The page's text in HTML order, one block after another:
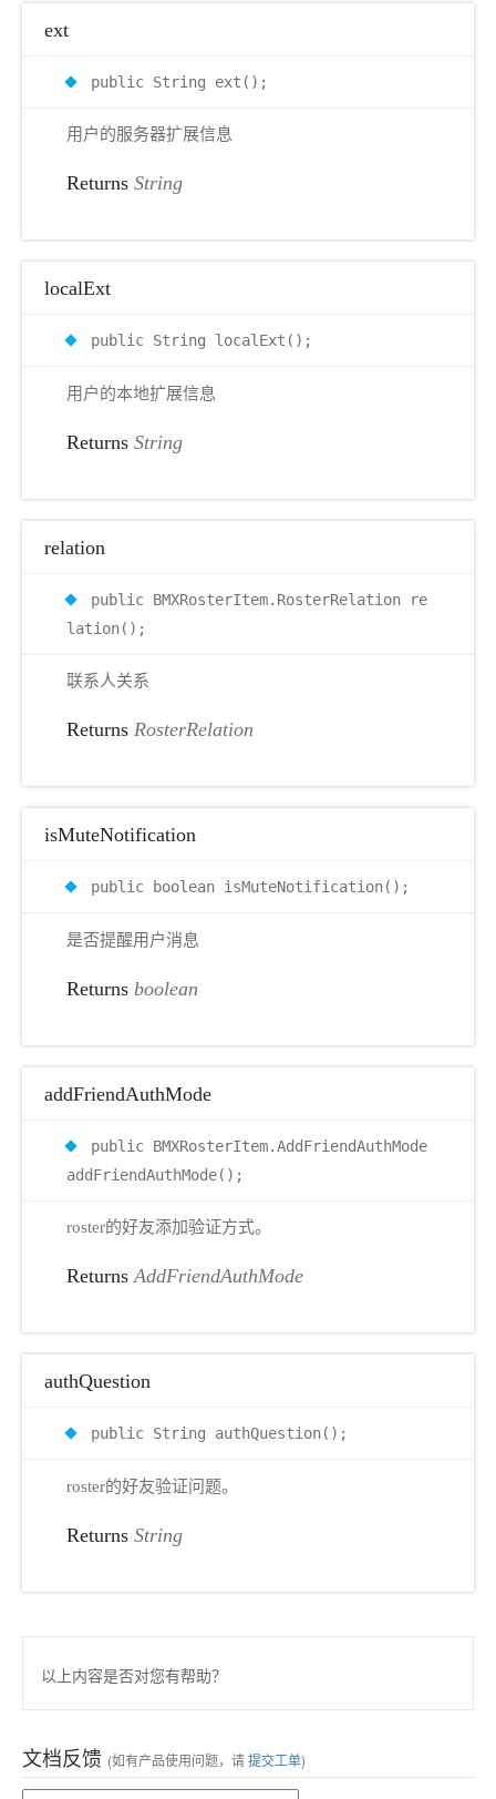
ext
public String ext();
用户的服务器扩展信息
Returns String
localExt
public String localExt();
用户的本地扩展信息
Returns String
relation
public BMXRosterItem.RosterRelation re
lation();
联系人关系
Returns RosterRelation
isMuteNotification
public boolean isMuteNotification();
是否提醒用户消息
Returns boolean
addFriendAuthMode
public BMXRosterItem.AddFriendAuthMode
addFriendAuthMode();
roster的好友添加验证方式。
ReturnsAddFriendAuthMode
authQuestion
public String authQuestion();
roster的好友验证问题。
Returns String
以上内容是否对您有帮助？
文档反馈 (如有产品使用问题，请提交工单)